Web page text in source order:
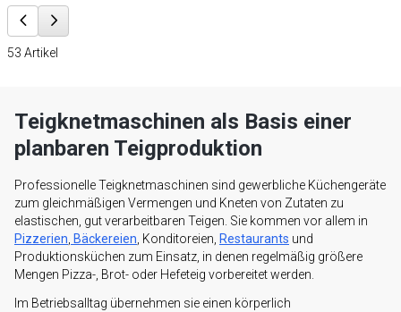
53 Artikel
Teigknetmaschinen als Basis einer
planbaren Teigproduktion
Professionelle Teigknetmaschinen sind gewerbliche Küchengeräte
zum gleichmäßigen Vermengen und Kneten von Zutaten zu
elastischen, gut verarbeitbaren Teigen. Sie kommen vor allem in
Pizzerien Bäckereien , Konditoreien, Restaurants und
Produktionsküchen zum Einsatz, in denen regelmäßig größere
Mengen Pizza-, Brot- oder Hefeteig vorbereitet werden.
Im Betriebsalltag übernehmen sie einen körperlich